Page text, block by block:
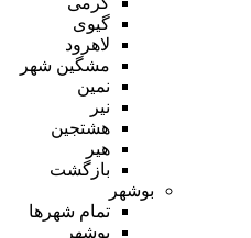
گیوی
لاهرود
مشگین شهر
نمین
نیر
هشتجین
هیر
بازگشت
بوشهر
تمام شهر‌ها
بوشهر